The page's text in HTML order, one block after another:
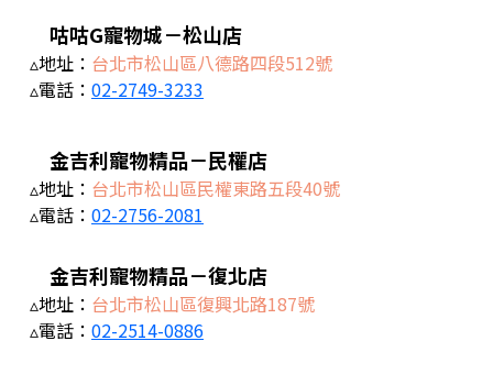
咕咕G寵物城－松山店
▵地址： 台北市松山區八德路四段512號
▵電話： 02-2749-3233
金吉利寵物精品－民權店
▵地址： 台北市松山區民權東路五段40號
▵電話： 02-2756-2081
金吉利寵物精品－復北店
▵地址： 台北市松山區復興北路187號
▵電話： 02-2514-0886